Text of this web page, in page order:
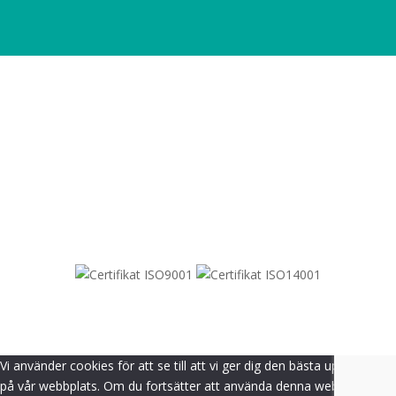
Vi använder cookies för att se till att vi ger dig den bästa upplevelsen
på vår webbplats. Om du fortsätter att använda denna webbplats